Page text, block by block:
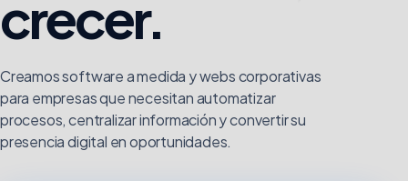
crecer.
Creamos software a medida y webs corporativas
para empresas que necesitan automatizar
procesos, centralizar información y convertir su
presencia digital en oportunidades.